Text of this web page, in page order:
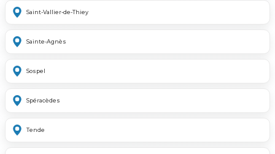
Saint-Vallier-de-Thiey
Sainte-Agnès
Sospel
Spéracèdes
Tende